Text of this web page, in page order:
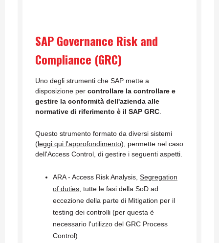
SAP Governance Risk and
Compliance (GRC)
Uno degli strumenti che SAP mette a
disposizione per controllare la controllare e
gestire la conformità dell'azienda alle
normative di riferimento è il SAP GRC
Questo strumento formato da diversi sistemi
(leggi qui l'approfondimento), permette nel caso
dell'Access Control, di gestire i seguenti aspetti.
ARA - Access Risk Analysis, Segregation
of duties , tutte le fasi della SoD ad
eccezione della parte di Mitigation per il
testing dei controlli (per questa è
necessario l'utilizzo del GRC Process
Control)